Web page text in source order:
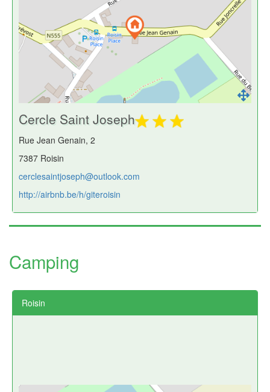
Cercle Saint Joseph
Rue Jean Genain, 2
7387 Roisin
cerclesaintjoseph@outlook.com
http://airbnb.be/h/giteroisin
Camping
Roisin